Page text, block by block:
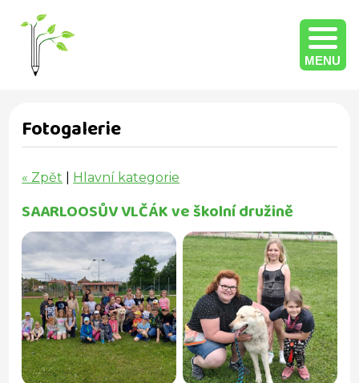
MENU
Fotogalerie
« Zpět Hlavní kategorie
SAARLOOSŮV VLČÁK ve školní družině